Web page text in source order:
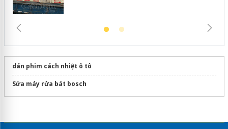
dán phim cách nhiệt ô tô
Sửa máy rửa bát bosch